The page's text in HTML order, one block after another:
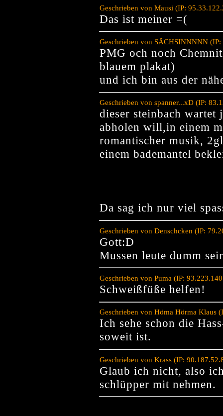
Geschrieben von Mausi (IP:
Das ist meiner =(
Geschrieben von SÄCHSINNNNN
PMG och noch
blauem plakat)
und ich bin aus der
Geschrieben von spanner...xD (IP:
dieser steinbach wartet
abholen will,in einem
romantischer musik,
einem bademantel
Da sag ich nur viel
Geschrieben von Denschcken (IP:
Gott:D
Mussen leute dumm
Geschrieben von Puma (IP:
Schweißfüße helfen!
Geschrieben von Höma Hörma Klaus
Ich sehe schon die
soweit ist.
Geschrieben von Krass (IP:
Glaub ich nicht, also
schlüpper mit nehmen.